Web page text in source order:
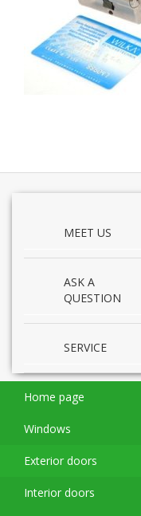
MEET US
ASK A
QUESTION
SERVICE
Home page
Windows
Exterior doors
Interior doors